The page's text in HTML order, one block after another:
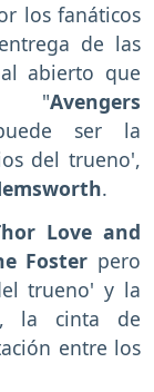
los fanáticos
de las
abierto que
"Avengers
ser la
del trueno',
.
Love and
Foster pero
trueno' y la
la cinta de
entre los